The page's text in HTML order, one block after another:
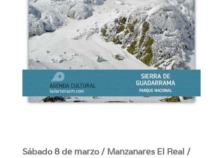
Sábado 8 de marzo / Manzanares El Real /